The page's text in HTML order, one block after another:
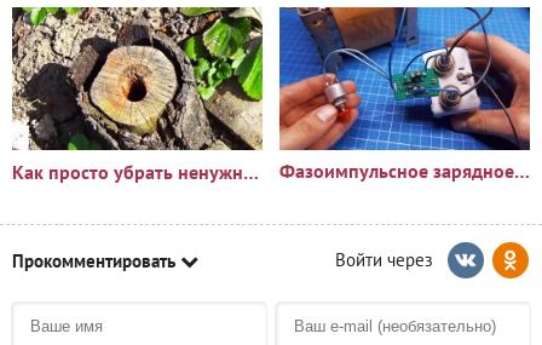
Как просто убрать ненужный пень?🪵 Фазоимпульсное зарядное устройство своими руками
Прокомментировать